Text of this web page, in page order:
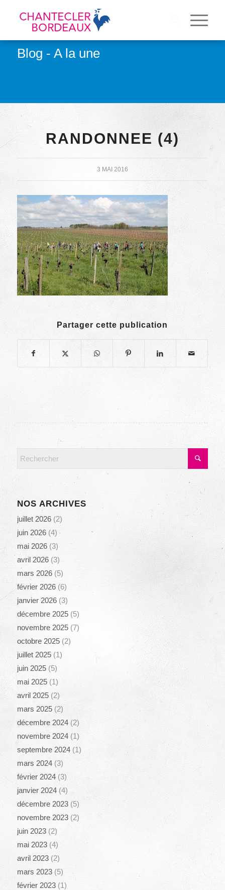
Blog - A la une
RANDONNEE (4)
3 MAI 2016
Partager cette publication
NOS ARCHIVES
juillet 2026(2)
juin 2026(4)
mai 2026(3)
avril 2026(3)
mars 2026(5)
février 2026(6)
janvier 2026(3)
décembre 2025(5)
novembre 2025(7)
octobre 2025(2)
juillet 2025(1)
juin 2025(5)
mai 2025(1)
avril 2025(2)
mars 2025(2)
décembre 2024(2)
novembre 2024(1)
septembre 2024(1)
mars 2024(3)
février 2024(3)
janvier 2024(4)
décembre 2023(5)
novembre 2023(2)
juin 2023(2)
mai 2023(4)
avril 2023(2)
mars 2023(5)
février 2023(1)